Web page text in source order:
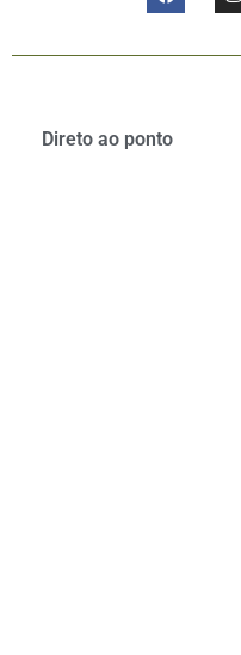
Direto ao ponto